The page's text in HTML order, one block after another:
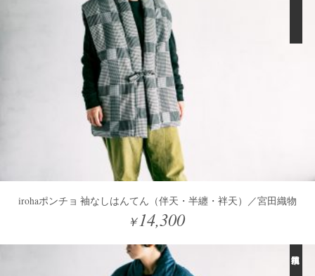
irohaポンチョ 袖なしはんてん（伴天・半纏・袢天）／宮田織物
￥14,300